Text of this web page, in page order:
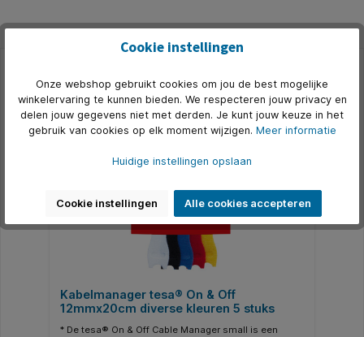
Productgalerij overslaan
Alternatief
Kabelmanager tesa® On & Off
12mmx20cm diverse kleuren 5 stuks
* De tesa® On & Off Cable Manager small is een
Cookie instellingen
Onze webshop gebruikt cookies om jou de best mogelijke
winkelervaring te kunnen bieden. We respecteren jouw privacy en
delen jouw gegevens niet met derden. Je kunt jouw keuze in het
gebruik van cookies op elk moment wijzigen. Meer informatie
Huidige instellingen opslaan
Cookie instellingen Alle cookies accepteren